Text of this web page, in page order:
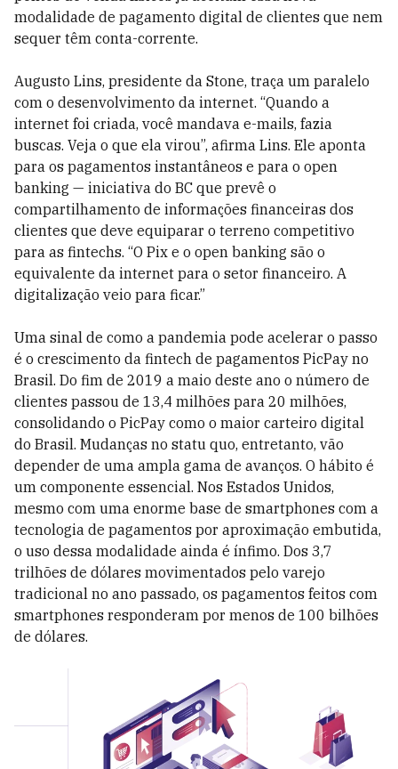
modalidade de pagamento digital de clientes que nem
sequer têm conta-corrente.
Augusto Lins, presidente da Stone, traça um paralelo
com o desenvolvimento da internet. “Quando a
internet foi criada, você mandava e-mails, fazia
buscas. Veja o que ela virou”, afirma Lins. Ele aponta
para os pagamentos instantâneos e para o open
banking — iniciativa do BC que prevê o
compartilhamento de informações financeiras dos
clientes que deve equiparar o terreno competitivo
para as fintechs. “O Pix e o open banking são o
equivalente da internet para o setor financeiro. A
digitalização veio para ficar.”
Uma sinal de como a pandemia pode acelerar o passo
é o crescimento da fintech de pagamentos PicPay no
Brasil. Do fim de 2019 a maio deste ano o número de
clientes passou de 13,4 milhões para 20 milhões,
consolidando o PicPay como o maior carteiro digital
do Brasil. Mudanças no statu quo, entretanto, vão
depender de uma ampla gama de avanços. O hábito é
um componente essencial. Nos Estados Unidos,
mesmo com uma enorme base de smart­phones com a
tecnologia de pagamentos por aproximação embutida,
o uso dessa modalidade ainda é ínfimo. Dos 3,7
trilhões de dólares movimentados pelo varejo
tradicional no ano passado, os pagamentos feitos com
smartphones responderam por menos de 100 bilhões
de dólares.